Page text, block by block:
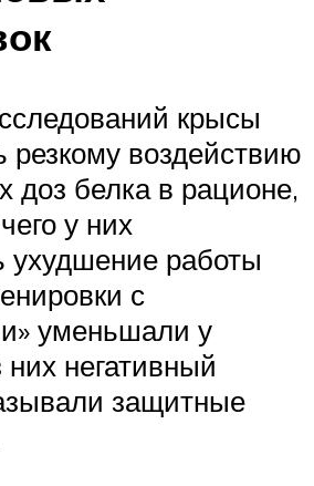
крысы
резкому воздействию
доз белка в рационе,
у них
ухудшение работы
с
уменьшали у
негативный
защитные